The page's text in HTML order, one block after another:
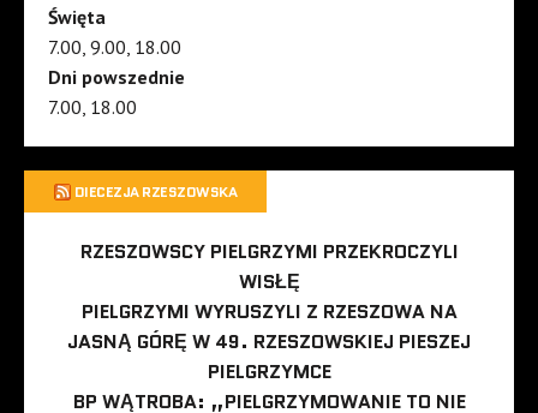
Święta
7.00, 9.00, 18.00
Dni powszednie
7.00, 18.00
DIECEZJA RZESZOWSKA
RZESZOWSCY PIELGRZYMI PRZEKROCZYLI
WISŁĘ
PIELGRZYMI WYRUSZYLI Z RZESZOWA NA
JASNĄ GÓRĘ W 49. RZESZOWSKIEJ PIESZEJ
PIELGRZYMCE
BP WĄTROBA: „PIELGRZYMOWANIE TO NIE